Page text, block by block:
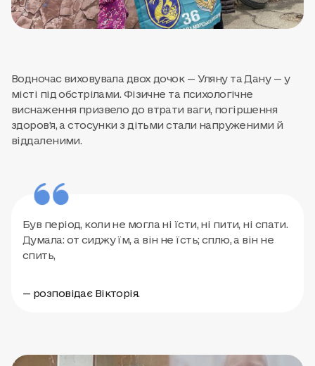
Водночас виховувала двох дочок — Уляну та Дану — у
місті під обстрілами. Фізичне та психологічне
виснаження призвело до втрати ваги, погіршення
здоров'я, а стосунки з дітьми стали напруженими й
віддаленими.
Був період, коли не могла ні їсти, ні пити, ні спати.
Думала: от сиджу їм, а він не їсть; сплю, а він не
спить,
— розповідає Вікторія.